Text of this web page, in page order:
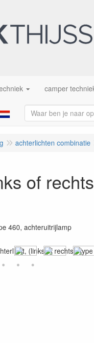
camper
achterlichten combinatie
of